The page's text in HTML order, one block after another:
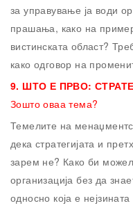
за управување ја води
прашања, како на
вистинската област?
како одговор на
9. ШТО Е ПРВО:
Зошто оваа тема?
Темелите на
дека стратегијата и
зарем не? Како би
организација без да
односно која е